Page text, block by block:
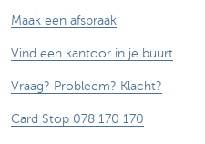
Maak een afspraak
Vind een kantoor in je buurt
Vraag? Probleem? Klacht?
Card Stop 078 170 170